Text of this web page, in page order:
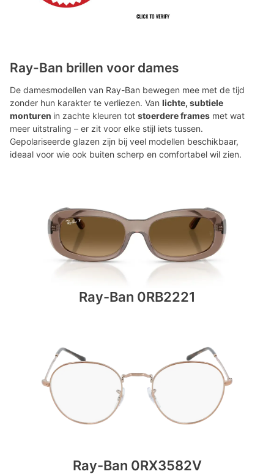
Ray-Ban brillen voor dames
De damesmodellen van Ray-Ban bewegen mee met de tijd
zonder hun karakter te verliezen. Van lichte, subtiele
monturen in zachte kleuren tot stoerdere frames met wat
meer uitstraling – er zit voor elke stijl iets tussen.
Gepolariseerde glazen zijn bij veel modellen beschikbaar,
ideaal voor wie ook buiten scherp en comfortabel wil zien.
Ray-Ban 0RB2221
Ray-Ban 0RX3582V